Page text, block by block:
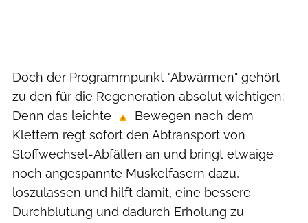
Doch der Programmpunkt "Abwärmen" gehört
zu den für die Regeneration absolut wichtigen:
Denn das leichte
Bewegen nach dem
Klettern regt sofort den Abtransport von
Stoffwechsel-Abfällen an und bringt etwaige
noch angespannte Muskelfasern dazu,
loszulassen und hilft damit, eine bessere
Durchblutung und dadurch Erholung zu